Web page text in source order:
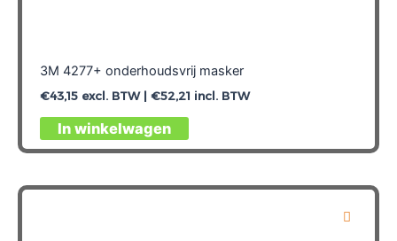
3M 4277+ onderhoudsvrij masker
€43,15excl. BTW | €52,21 incl. BTW
In winkelwagen